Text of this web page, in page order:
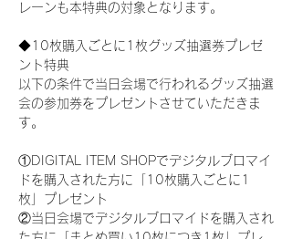
レーンも本特典の対象となります。
◆10枚購入ごとに1枚グッズ抽選券プレゼ
ント特典
以下の条件で当日会場で行われるグッズ抽選
会の参加券をプレゼントさせていただきま
す。
①DIGITAL ITEM SHOPでデジタルブロマイ
ドを購入された方に「10枚購入ごとに1
枚」プレゼント
②当日会場でデジタルブロマイドを購入され